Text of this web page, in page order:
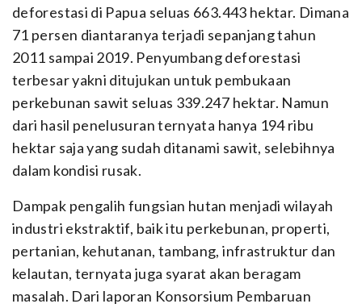
deforestasi di Papua seluas 663.443 hektar. Dimana
71 persen diantaranya terjadi sepanjang tahun
2011 sampai 2019. Penyumbang deforestasi
terbesar yakni ditujukan untuk pembukaan
perkebunan sawit seluas 339.247 hektar. Namun
dari hasil penelusuran ternyata hanya 194 ribu
hektar saja yang sudah ditanami sawit, selebihnya
dalam kondisi rusak.
Dampak pengalih fungsian hutan menjadi wilayah
industri ekstraktif, baik itu perkebunan, properti,
pertanian, kehutanan, tambang, infrastruktur dan
kelautan, ternyata juga syarat akan beragam
masalah. Dari laporan Konsorsium Pembaruan